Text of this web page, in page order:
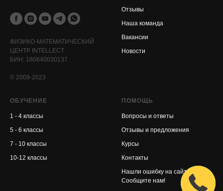
ФИЗИКО-МАТЕМАТИЧЕСКИЙ
ЦЕНТР INTELLECT
БИН: 180640030137
© 2009-2023
Отзывы
Наша команда
Вакансии
Новости
ОБУЧЕНИЕ
1 - 4 классы
5 - 6 классы
7 - 10 классы
10-12 классы
ПОМОЩЬ
Вопросы и ответы
Отзывы и предложения
Курсы
Контакты
Нашли ошибку на сайте?
Сообщите нам!